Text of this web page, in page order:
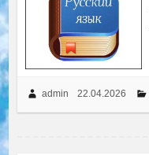
admin 22.04.2026